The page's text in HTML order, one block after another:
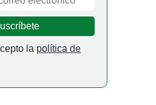
la política de